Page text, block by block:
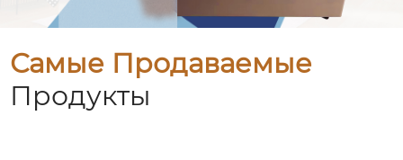
Самые Продаваемые
Продукты